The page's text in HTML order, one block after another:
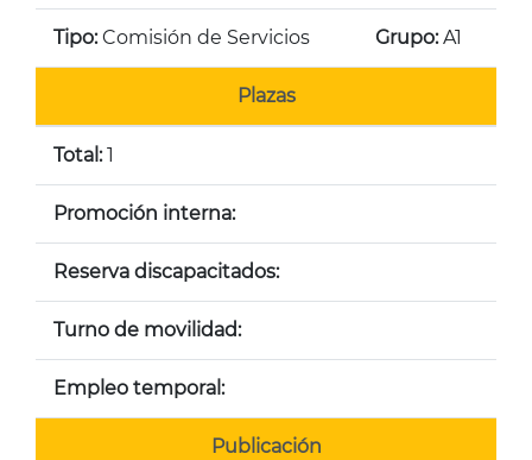
Tipo:Comisión de Servicios Grupo:A1
Plazas
Total:1
Promoción interna:
Reserva discapacitados:
Turno de movilidad:
Empleo temporal:
Publicación